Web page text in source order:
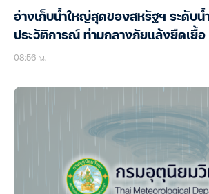
อ่างเก็บน้ำใหญ่สุดของสหรัฐฯ ระดับน้
ประวัติการณ์ ท่ามกลางภัยแล้งยืดเยื้อ
08:56 น.